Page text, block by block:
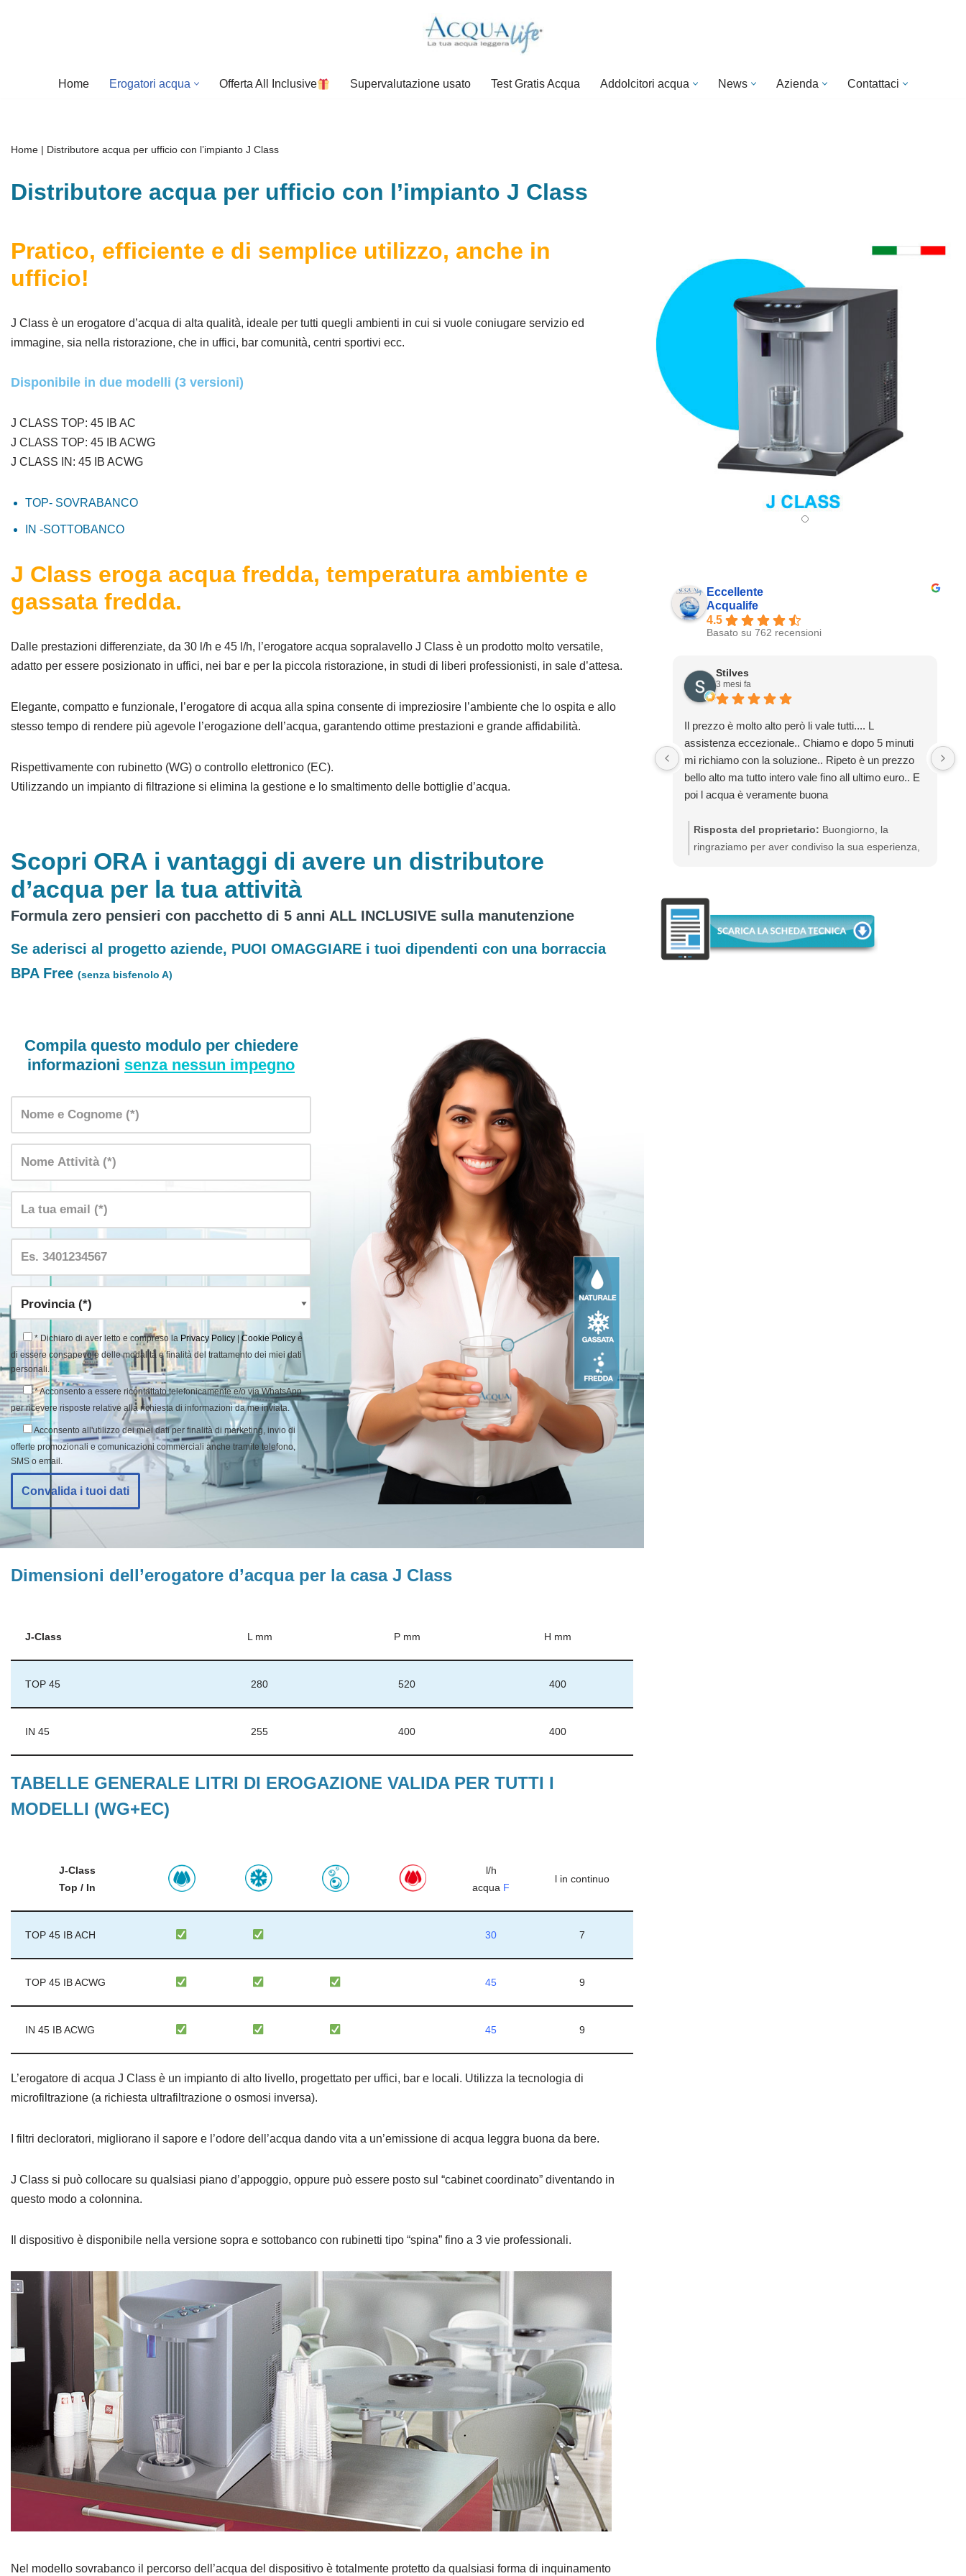
contenutoHome Erogatori acqua Offerta All Inclusive Supervalutazione usato Test Gratis Acqua Addolcitori acqua News Azienda Contattaci
Home | Distributore acqua per ufficio con l’impianto J Class
Distributore acqua per ufficio con l’impianto J Class
Pratico, efficiente e di semplice utilizzo, anche in
ufficio!
J Class è un erogatore d’acqua di alta qualità, ideale per tutti quegli ambienti in cui si vuole coniugare servizio ed
immagine, sia nella ristorazione, che in uffici, bar comunità, centri sportivi ecc.
Disponibile in due modelli (3 versioni)
J CLASS TOP: 45 IB AC
J CLASS TOP: 45 IB ACWG
J CLASS IN: 45 IB ACWG
TOP- SOVRABANCO
IN -SOTTOBANCO
J Class eroga acqua fredda, temperatura ambiente e
gassata fredda.
Dalle prestazioni differenziate, da 30 l/h e 45 l/h, l’erogatore acqua sopralavello J Class è un prodotto molto versatile,
adatto per essere posizionato in uffici, nei bar e per la piccola ristorazione, in studi di liberi professionisti, in sale d’attesa.
Elegante, compatto e funzionale, l’erogatore di acqua alla spina consente di impreziosire l’ambiente che lo ospita e allo
stesso tempo di rendere più agevole l’erogazione dell’acqua, garantendo ottime prestazioni e grande affidabilità.
Rispettivamente con rubinetto (WG) o controllo elettronico (EC).
Utilizzando un impianto di filtrazione si elimina la gestione e lo smaltimento delle bottiglie d’acqua.
Scopri ORA i vantaggi di avere un distributore
d’acqua per la tua attività
Formula zero pensieri con pacchetto di 5 anni ALL INCLUSIVE sulla manutenzione
Se aderisci al progetto aziende, PUOI OMAGGIARE i tuoi dipendenti con una borraccia
BPA Free (senza bisfenolo A)
Compila questo modulo per chiedere
informazioni senza nessun impegno
* Dichiaro di aver letto e compreso la Privacy Policy |Cookie Policy e
di essere consapevole delle modalità e finalità del trattamento dei miei dati
personali.
* Acconsento a essere ricontattato telefonicamente e/o via WhatsApp
per ricevere risposte relative alla richiesta di informazioni da me inviata.
Acconsento all'utilizzo dei miei dati per finalità di marketing, invio di
offerte promozionali e comunicazioni commerciali anche tramite telefono,
SMS o email.
Convalida i tuoi dati
Dimensioni dell’erogatore d’acqua per la casa J Class
J-Class L mm P mm H mm
TOP 45 280 520 400
IN 45 255 400 400
TABELLE GENERALE LITRI DI EROGAZIONE VALIDA PER TUTTI I
MODELLI (WG+EC)
J-Class
Top / In
l/h
acqua F
l in continuo
TOP 45 IB ACH 30 7
TOP 45 IB ACWG 45 9
IN 45 IB ACWG 45 9
L’erogatore di acqua J Class è un impianto di alto livello, progettato per uffici, bar e locali. Utilizza la tecnologia di
microfiltrazione (a richiesta ultrafiltrazione o osmosi inversa).
I filtri decloratori, migliorano il sapore e l’odore dell’acqua dando vita a un’emissione di acqua leggra buona da bere.
J Class si può collocare su qualsiasi piano d’appoggio, oppure può essere posto sul “cabinet coordinato” diventando in
questo modo a colonnina.
Il dispositivo è disponibile nella versione sopra e sottobanco con rubinetti tipo “spina” fino a 3 vie professionali.
Nel modello sovrabanco il percorso dell’acqua del dispositivo è totalmente protetto da qualsiasi forma di inquinamento
Eccellente
Acqualife
4.5
Basato su 762 recensioni
Stilves
3 mesi fa
Il prezzo è molto alto però li vale tutti.... L
assistenza eccezionale.. Chiamo e dopo 5 minuti
mi richiamo con la soluzione.. Ripeto è un prezzo
bello alto ma tutto intero vale fino all ultimo euro.. E
poi l acqua è veramente buona
Risposta del proprietario: Buongiorno, la
ringraziamo per aver condiviso la sua esperienza,
casa, eliminando le bottiglie di plastica! Sempre a
sua disposizione